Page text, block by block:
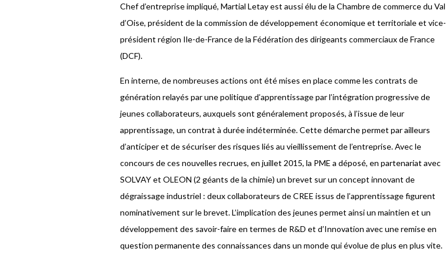
Chef d’entreprise impliqué, Martial Letay est aussi élu de la Chambre de commerce du Val
d’Oise, président de la commission de développement économique et territoriale et vice-
président région Ile-de-France de la Fédération des dirigeants commerciaux de France
(DCF).
En interne, de nombreuses actions ont été mises en place comme les contrats de
génération relayés par une politique d’apprentissage par l’intégration progressive de
jeunes collaborateurs, auxquels sont généralement proposés, à l’issue de leur
apprentissage, un contrat à durée indéterminée. Cette démarche permet par ailleurs
d’anticiper et de sécuriser des risques liés au vieillissement de l’entreprise. Avec le
concours de ces nouvelles recrues, en juillet 2015, la PME a déposé, en partenariat avec
SOLVAY et OLEON (2 géants de la chimie) un brevet sur un concept innovant de
dégraissage industriel : deux collaborateurs de CREE issus de l’apprentissage figurent
nominativement sur le brevet. L’implication des jeunes permet ainsi un maintien et un
développement des savoir-faire en termes de R&D et d’Innovation avec une remise en
question permanente des connaissances dans un monde qui évolue de plus en plus vite.